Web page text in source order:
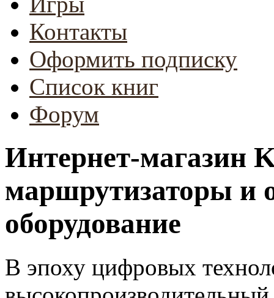
Контакты
Оформить подписку
Список книг
Форум
Интернет-магазин
маршрутизаторы и
оборудование
В эпоху цифровых